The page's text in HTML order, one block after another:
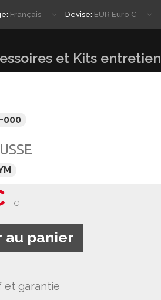
Devise: EUR Euro €
Français
et Kits entretien
000
TTC
au panier
et garantie